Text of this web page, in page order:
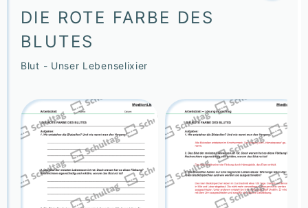
DIE ROTE FARBE DES
BLUTES
Blut - Unser Lebenselixier